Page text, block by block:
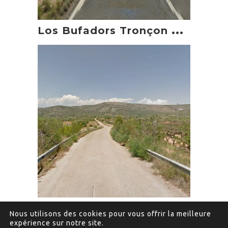
L
os Bufadors Tronçon moto
B
assa Blanca Tronçon moto
Nous utilisons des cookies pour vous offrir la meilleure
expérience sur notre site.